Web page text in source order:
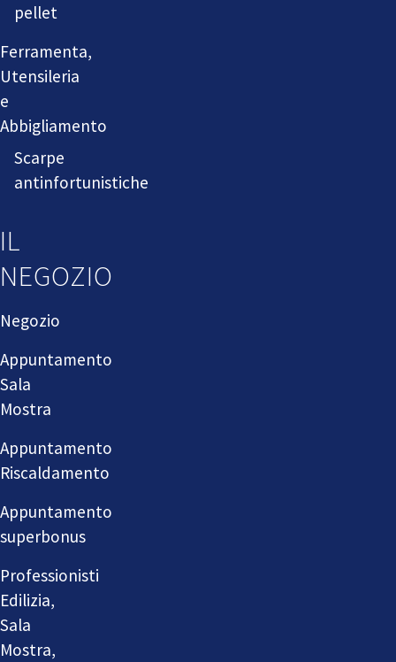
pellet
Ferramenta,
Utensileria
e
Abbigliamento
Scarpe
antinfortunistiche
IL
NEGOZIO
Negozio
Appuntamento
Sala
Mostra
Appuntamento
Riscaldamento
Appuntamento
superbonus
Professionisti
Edilizia,
Sala
Mostra,